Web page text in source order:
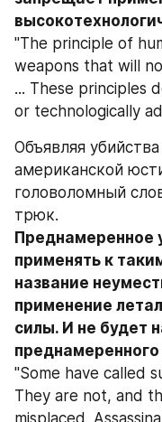
"The principle of
weapons that will
... These principles
or technologically
Объявляя
американской
головоломный
трюк.
Преднамеренное
применять к
название
применение
силы. И не будет
преднамеренного
"Some have called
They are not, and
misplaced.